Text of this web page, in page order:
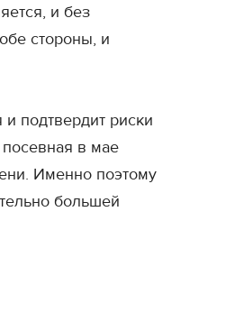
и без
стороны, и
подтвердит риски
в мае
Именно поэтому
большей